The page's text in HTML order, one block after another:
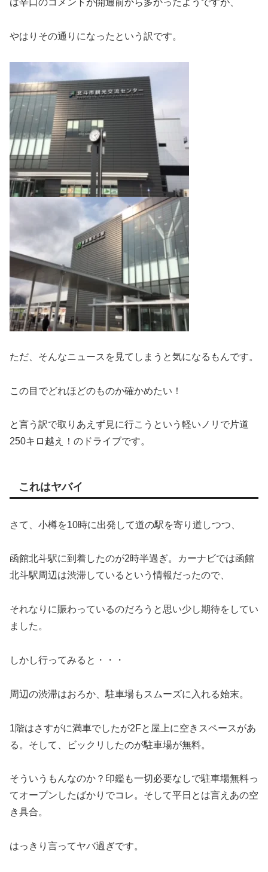
は辛口のコメントが開通前から多かったようですが、
やはりその通りになったという訳です。
ただ、そんなニュースを見てしまうと気になるもんです。
この目でどれほどのものか確かめたい！
と言う訳で取りあえず見に行こうという軽いノリで片道
250キロ越え！のドライブです。
これはヤバイ
さて、小樽を10時に出発して道の駅を寄り道しつつ、
函館北斗駅に到着したのが2時半過ぎ。カーナビでは函館
北斗駅周辺は渋滞しているという情報だったので、
それなりに賑わっているのだろうと思い少し期待をしてい
ました。
しかし行ってみると・・・
周辺の渋滞はおろか、駐車場もスムーズに入れる始末。
1階はさすがに満車でしたが2Fと屋上に空きスペースがあ
る。そして、ビックリしたのが駐車場が無料。
そういうもんなのか？印鑑も一切必要なしで駐車場無料っ
てオープンしたばかりでコレ。そして平日とは言えあの空
き具合。
はっきり言ってヤバ過ぎです。